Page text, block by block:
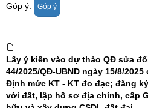
Góp ý: Góp ý
Lấy ý kiến vào dự thảo QĐ sửa
44/2025/QĐ-UBND ngày 15/8/
Định mức KT - KT đo đạc; đăng
với đất, lập hồ sơ địa chính, cấp